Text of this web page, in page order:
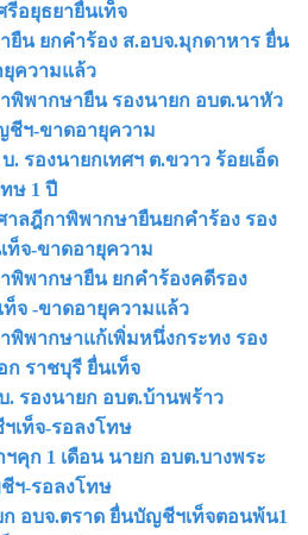
อยุธยายื่นเท็จ
น ยกคำร้อง ส.อบจ.มุกดาหาร ยื่น
ความแล้ว
พากษายืน รองนายก อบต.นาหัว
ฯ-ขาดอายุความ
. รองนายกเทศฯ ต.ขวาว ร้อยเอ็ด
ษ 1 ปี
ลฎีกาพิพากษายืนยกคำร้อง รอง
ท็จ-ขาดอายุความ
พากษายืน ยกคำร้องคดีรอง
จ -ขาดอายุความแล้ว
พากษาแก้เพิ่มหนึ่งกระทง รอง
ก ราชบุรี ยื่นเท็จ
. รองนายก อบต.บ้านพร้าว
เท็จ-รอลงโทษ
คุก 1 เดือน นายก อบต.บางพระ
ฯ-รอลงโทษ
อบจ.ตราด ยื่นบัญชีฯเท็จตอนพ้น1